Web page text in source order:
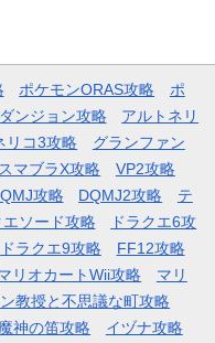
ポケモンORAS攻略
ポ
ンジョン攻略
アルトネリ
リコ3攻略
グランファン
スマブラX攻略
VP2攻略
攻略 DQMJ2攻略
テ
エソード攻略
ドラクエ6攻
ドラクエ9攻略
FF12攻略
リオカートWii攻略
マリ
教授と不思議な町攻略
魔神の笛攻略 イヅナ攻略